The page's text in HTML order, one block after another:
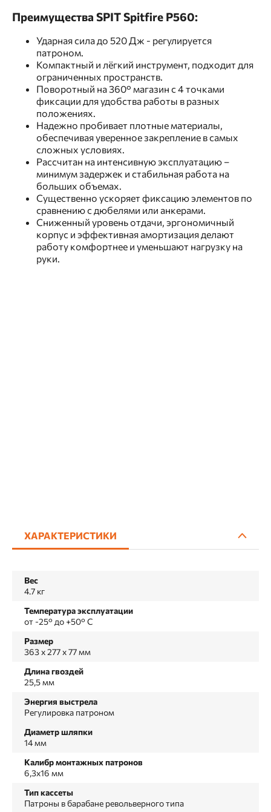
Преимущества SPIT Spitfire P560:
Ударная сила до 520 Дж - регулируется
патроном.
Компактный и лёгкий инструмент, подходит для
ограниченных пространств.
Поворотный на 360° магазин с 4 точками
фиксации для удобства работы в разных
положениях.
Надежно пробивает плотные материалы,
обеспечивая уверенное закрепление в самых
сложных условиях.
Рассчитан на интенсивную эксплуатацию –
минимум задержек и стабильная работа на
больших объемах.
Существенно ускоряет фиксацию элементов по
сравнению с дюбелями или анкерами.
Сниженный уровень отдачи, эргономичный
корпус и эффективная амортизация делают
работу комфортнее и уменьшают нагрузку на
руки.
ХАРАКТЕРИСТИКИ
Вес
4.7 кг
Температура эксплуатации
от -25° до +50° С
Размер
363 х 277 х 77 мм
Длина гвоздей
25,5 мм
Энергия выстрела
Регулировка патроном
Диаметр шляпки
14 мм
Калибр монтажных патронов
6,3х16 мм
Тип кассеты
Патроны в барабане револьверного типа